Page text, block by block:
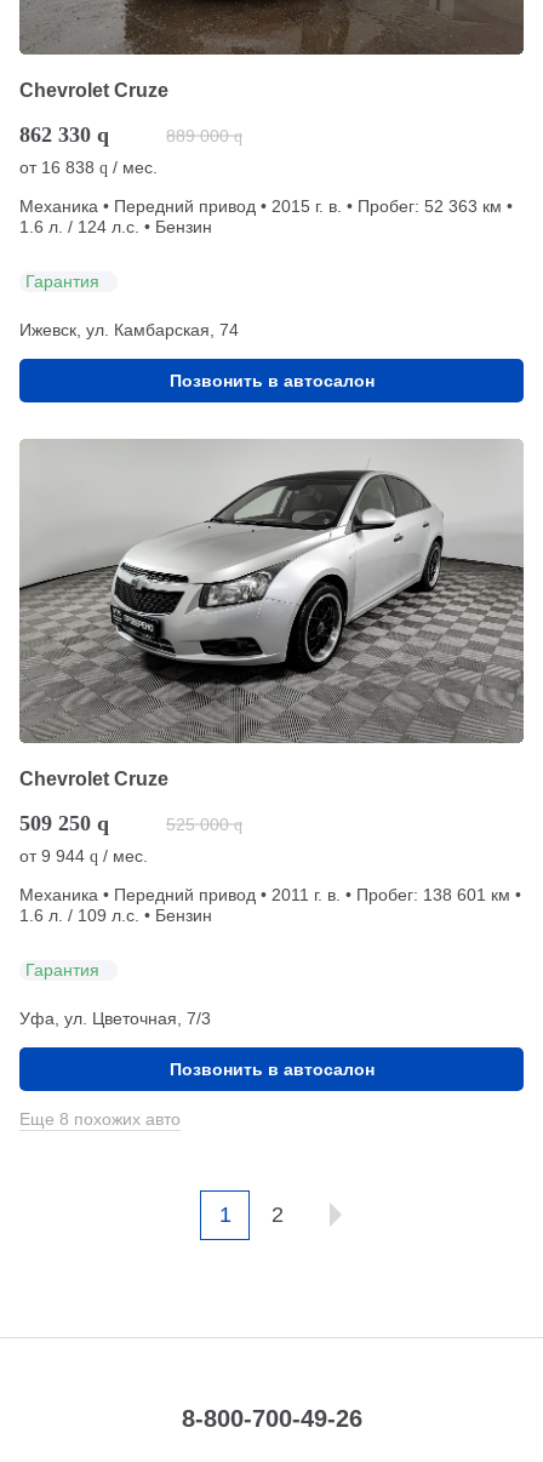
Chevrolet Cruze
862 330 q 889 000 q
от 16 838 q / мес.
Механика • Передний привод • 2015 г. в. • Пробег: 52 363 км •
1.6 л. / 124 л.с. • Бензин
Гарантия
Ижевск, ул. Камбарская, 74
Позвонить в автосалон
Chevrolet Cruze
509 250 q 525 000 q
от9 944 q / мес.
Механика • Передний привод • 2011 г. в. • Пробег: 138 601 км •
1.6 л. / 109 л.с. • Бензин
Гарантия
Уфа, ул. Цветочная, 7/3
Позвонить в автосалон
Еще 8 похожих авто
1 2
8-800-700-49-26